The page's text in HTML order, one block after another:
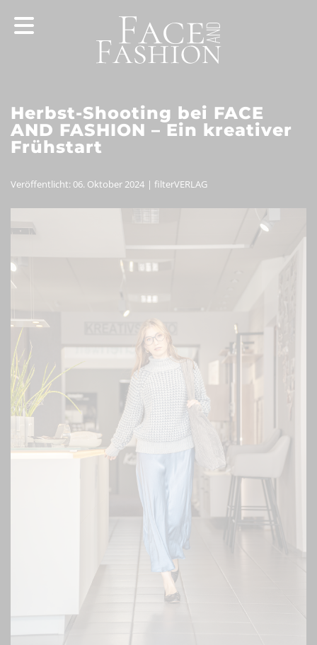
Herbst-Shooting bei FACE
AND FASHION – Ein kreativer
Frühstart
Veröffentlicht: 06. Oktober 2024 | filterVERLAG